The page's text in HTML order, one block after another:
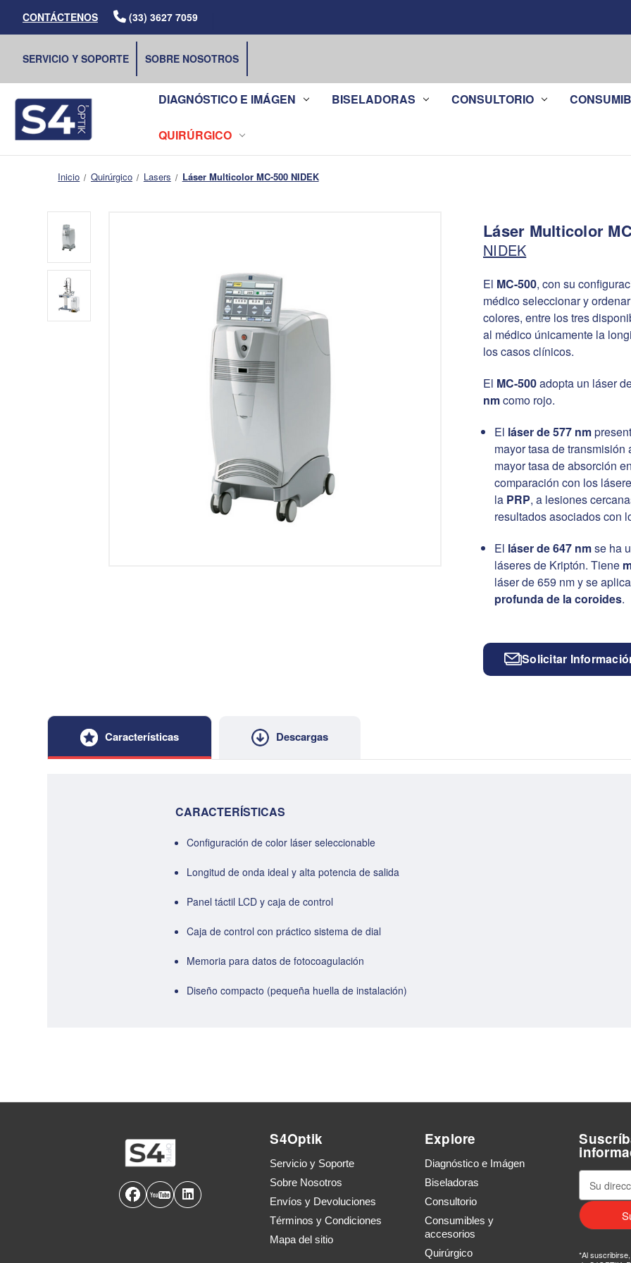
CONTÁCTENOS (33) 3627 7059
SERVICIO Y SOPORTE SOBRE NOSOTROS
DIAGNÓSTICO E IMÁGEN BISELADORAS CONSULTORIO
QUIRÚRGICO
Inicio Quirúrgico Lasers Láser Multicolor MC-500 NIDEK
Láser Multicolor
NIDEK
El MC-500, con su
médico seleccionar y
colores, entre los tres
al médico únicamente la
los casos clínicos.
El MC-500adopta un láser
nmcomo rojo.
El láser de 577 nm
mayor tasa de
mayor tasa de absorción
comparación con los
la PRP, a lesiones
resultados asociados con
El láser de 647 nmse ha
láseres de Kriptón. Tiene
láser de 659 nm y se
profunda de la coroides.
Solicitar
Características Descargas
CARACTERÍSTICAS
Configuración de color láser seleccionable
Longitud de onda ideal y alta potencia de salida
Panel táctil LCD y caja de control
Caja de control con práctico sistema de dial
Memoria para datos de fotocoagulación
Diseño compacto (pequeña huella de instalación)
S4Optik
Servicio y Soporte
Sobre Nosotros
Envíos y Devoluciones
Términos y Condiciones
Mapa del sitio
Explore
Diagnóstico e Imágen
Biseladoras
Consultorio
Consumibles y
accesorios
Quirúrgico
i
r
e
*Al